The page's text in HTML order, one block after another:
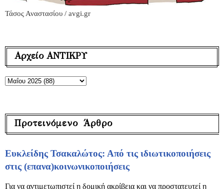
Τάσος Αναστασίου / avgi.gr
Αρχείο ΑΝΤΙΚΡΥ
Προτεινόμενο Άρθρο
Ευκλείδης Τσακαλώτος: Από τις ιδιωτικοποιήσεις
στις (επανα)κοινωνικοποιήσεις
Για να αντιμετωπιστεί η δομική ακρίβεια και να προστατευτεί η